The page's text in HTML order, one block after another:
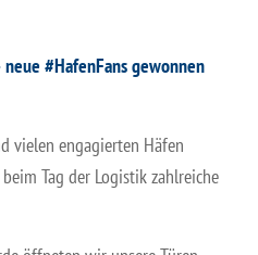
#HafenFans gewonnen
vielen engagierten Häfen
Tag der Logistik zahlreiche